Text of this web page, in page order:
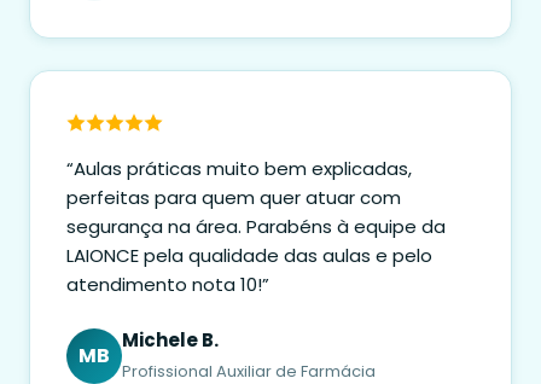
“Aulas práticas muito bem explicadas,
perfeitas para quem quer atuar com
segurança na área. Parabéns à equipe da
LAIONCE pela qualidade das aulas e pelo
atendimento nota 10!”
MB
Michele B.
Profissional Auxiliar de Farmácia